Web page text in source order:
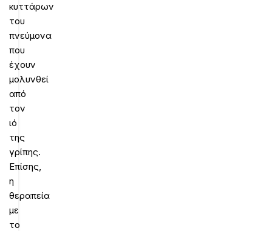
κυττάρων
του
πνεύμονα
που
έχουν
μολυνθεί
από
τον
ιό
της
γρίπης.
Επίσης,
η
θεραπεία
με
το